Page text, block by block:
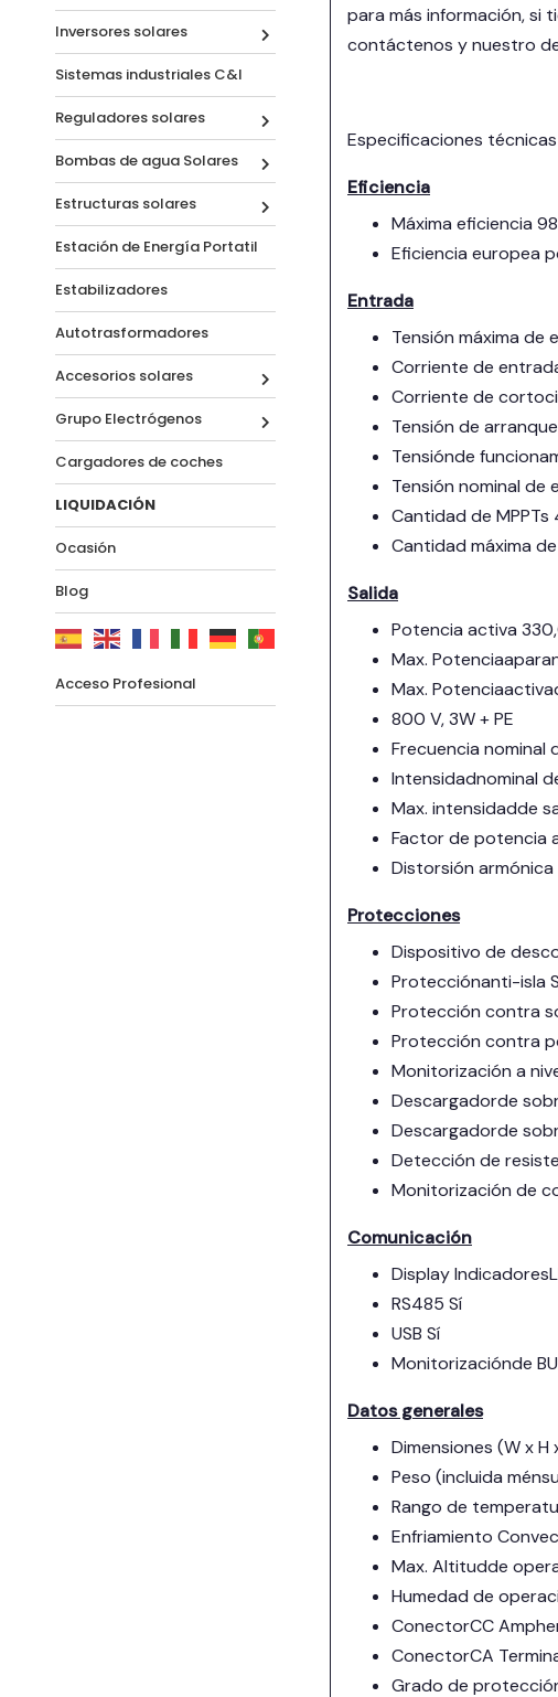
Inversores solares
Sistemas industriales C&I
Reguladores solares
Bombas de agua Solares
Estructuras solares
Estación de Energía Portatil
Estabilizadores
Autotrasformadores
Accesorios solares
Grupo Electrógenos
Cargadores de coches
LIQUIDACIÓN
Ocasión
Blog
Acceso Profesional
para más información, si
contáctenos y nuestro
Especificaciones técnicas
Eficiencia
Máxima eficiencia
Eficiencia europea
Entrada
Tensión máxima de
Corriente de
Corriente de
Tensión de
Tensiónde
Tensión nominal
Cantidad de MPPTs
Cantidad máxima
Salida
Potencia activa
Max.
Max.
800 V, 3W + PE
Frecuencia nominal
Intensidadnominal
Max. intensidadde
Factor de potencia
Distorsión armónica
Protecciones
Dispositivo de
Protecciónanti-isla
Protección contra
Protección contra
Monitorización a
Descargadorde
Descargadorde
Detección de
Monitorización de
Comunicación
Display
RS485 Sí
USB Sí
Monitorizaciónde
Datos generales
Dimensiones (W x H
Peso (incluida
Rango de
Enfriamiento
Max. Altitudde
Humedad de
ConectorCC
ConectorCA
Grado de